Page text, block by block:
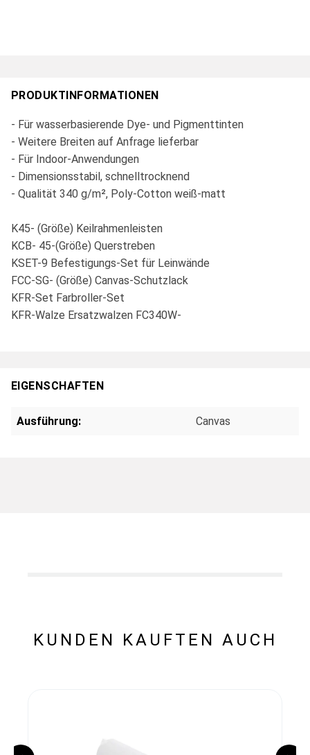
PRODUKTINFORMATIONEN
- Für wasserbasierende Dye- und Pigmenttinten
- Weitere Breiten auf Anfrage lieferbar
- Für Indoor-Anwendungen
- Dimensionsstabil, schnelltrocknend
- Qualität 340 g/m², Poly-Cotton weiß-matt
K45- (Größe) Keilrahmenleisten
KCB- 45-(Größe) Querstreben
KSET-9 Befestigungs-Set für Leinwände
FCC-SG- (Größe) Canvas-Schutzlack
KFR-Set Farbroller-Set
KFR-Walze Ersatzwalzen FC340W-
EIGENSCHAFTEN
Ausführung: Canvas
KUNDEN KAUFTEN AUCH